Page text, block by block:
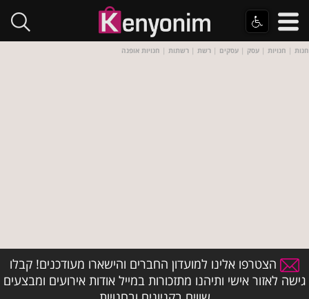
חנות | חנויות | עסק | עסקים | רשת | רשתות | חנויות אופנה
הצטרפו אלינו למועדון החברים והישארו מעודכנים! קבלו
גישה לאזור אישי ותיהנו מתזכורות במייל אודות אירועים ומבצעים